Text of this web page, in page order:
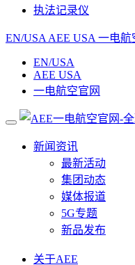
执法记录仪
EN/USA AEE USA 一电航
EN/USA
AEE USA
一电航空官网
新闻资讯
最新活动
集团动态
媒体报道
5G专题
新品发布
关于AEE